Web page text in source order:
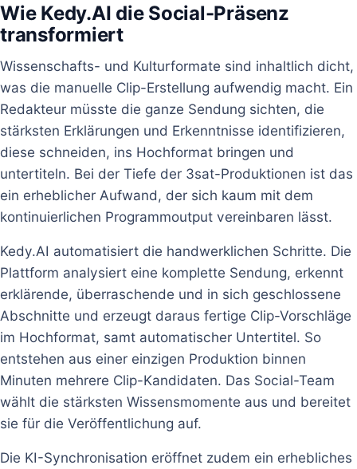
Wie Kedy.AI die Social-Präsenz
transformiert
Wissenschafts- und Kulturformate sind inhaltlich dicht,
was die manuelle Clip-Erstellung aufwendig macht. Ein
Redakteur müsste die ganze Sendung sichten, die
stärksten Erklärungen und Erkenntnisse identifizieren,
diese schneiden, ins Hochformat bringen und
untertiteln. Bei der Tiefe der 3sat-Produktionen ist das
ein erheblicher Aufwand, der sich kaum mit dem
kontinuierlichen Programmoutput vereinbaren lässt.
Kedy.AI automatisiert die handwerklichen Schritte. Die
Plattform analysiert eine komplette Sendung, erkennt
erklärende, überraschende und in sich geschlossene
Abschnitte und erzeugt daraus fertige Clip-Vorschläge
im Hochformat, samt automatischer Untertitel. So
entstehen aus einer einzigen Produktion binnen
Minuten mehrere Clip-Kandidaten. Das Social-Team
wählt die stärksten Wissensmomente aus und bereitet
sie für die Veröffentlichung auf.
Die KI-Synchronisation eröffnet zudem ein erhebliches